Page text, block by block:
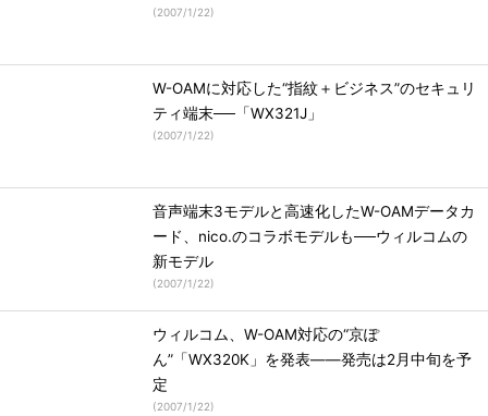
(2007/1/22)
W-OAMに対応した“指紋＋ビジネス”のセキュリ
ティ端末──「WX321J」
(2007/1/22)
音声端末3モデルと高速化したW-OAMデータカ
ード、nico.のコラボモデルも──ウィルコムの
新モデル
(2007/1/22)
ウィルコム、W-OAM対応の“京ぽ
ん”「WX320K」を発表――発売は2月中旬を予
定
(2007/1/22)